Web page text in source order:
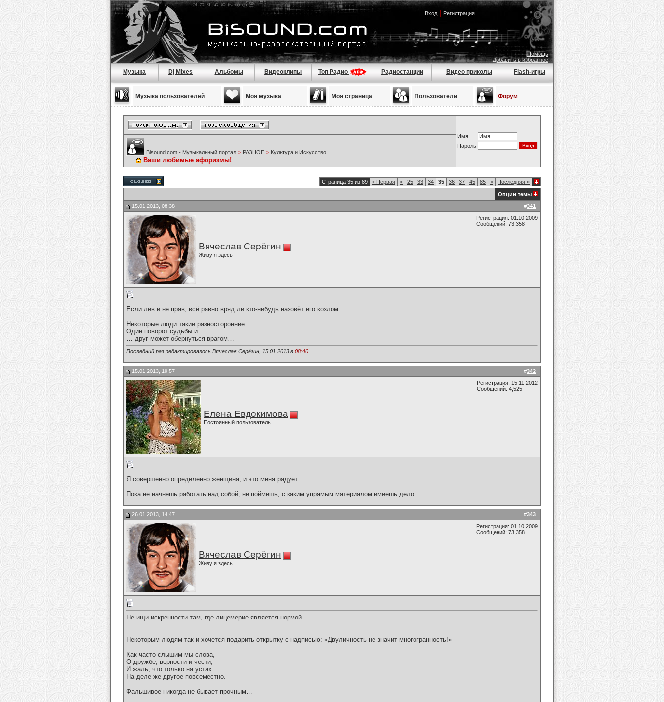
Вход| Регистрация
Помощь
Добавить в избранное
Музыка Dj Mixes Альбомы Видеоклипы Топ Радио Радиостанции Видео приколы Flash-игры
Музыка пользователей Моя музыка Моя страница Пользователи Форум
Имя
Пароль
Bisound.com - Музыкальный портал > РАЗНОЕ > Культура и Искусство
Ваши любимые афоризмы!
Страница 35 из 89 « Первая < 25 33 34 35 36 37 45 85 > Последняя »
Опции темы
#341
15.01.2013, 08:38
Вячеслав Серёгин
Живу я здесь
Регистрация: 01.10.2009
Сообщений: 73,358
Если лев и не прав, всё равно вряд ли кто-нибудь назовёт его козлом.
Некоторые люди такие разносторонние…
Один поворот судьбы и…
… друг может обернуться врагом…
Последний раз редактировалось Вячеслав Серёгин, 15.01.2013 в 08:40
#342
15.01.2013, 19:57
Елена Евдокимова
Постоянный пользователь
Регистрация: 15.11.2012
Сообщений: 4,525
Я совершенно определенно женщина, и это меня радует.
Пока не начнешь работать над собой, не поймешь, с каким упрямым материалом имеешь дело.
#343
26.01.2013, 14:47
Вячеслав Серёгин
Живу я здесь
Регистрация: 01.10.2009
Сообщений: 73,358
Не ищи искренности там, где лицемерие является нормой.
Некоторым людям так и хочется подарить открытку с надписью: «Двуличность не значит многогранность!»
Как часто слышим мы слова,
О дружбе, верности и чести,
И жаль, что только на устах…
На деле же другое повсеместно.
Фальшивое никогда не бывает прочным…